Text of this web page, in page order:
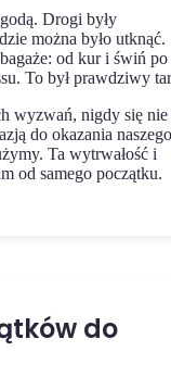
Drogi były
można było utknąć.
od kur i świń po
To był prawdziwy
wyzwań, nigdy się nie
do okazania naszego
Ta wytrwałość i
od samego początku.
do